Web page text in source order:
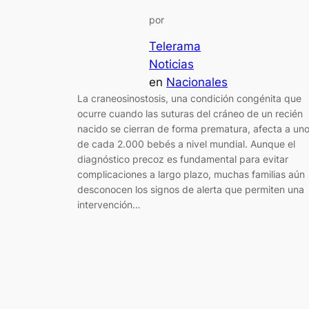
por
Telerama
Noticias
en Nacionales
La craneosinostosis, una condición congénita que
ocurre cuando las suturas del cráneo de un recién
nacido se cierran de forma prematura, afecta a uno
de cada 2.000 bebés a nivel mundial. Aunque el
diagnóstico precoz es fundamental para evitar
complicaciones a largo plazo, muchas familias aún
desconocen los signos de alerta que permiten una
intervención…